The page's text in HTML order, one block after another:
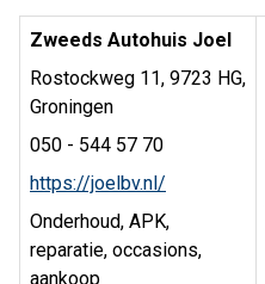
Zweeds Autohuis Joel
Rostockweg 11, 9723 HG,
Groningen
050 - 544 57 70
https://joelbv.nl/
Onderhoud, APK,
reparatie, occasions,
aankoop